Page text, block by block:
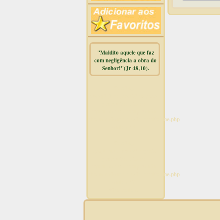
"Maldito aquele que faz
com negligência a obra do
Senhor!"(Jr 48,10).
/home/dicionar/public_html/online.php
/home/dicionar/public_html/online.php